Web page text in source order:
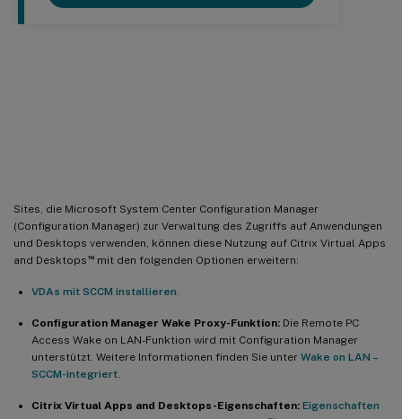
Sites, die Microsoft System Center Configuration Manager
(Configuration Manager) zur Verwaltung des Zugriffs auf Anwendungen
und Desktops verwenden, können diese Nutzung auf Citrix Virtual Apps
and Desktops ™mit den folgenden Optionen erweitern:
VDAs mit SCCM installieren
Configuration Manager Wake Proxy-Funktion: Die Remote PC
Access Wake on LAN-Funktion wird mit Configuration Manager
unterstützt. Weitere Informationen finden Sie unter Wake on LAN –
SCCM-integriert
Citrix Virtual Apps and Desktops-Eigenschaften: Eigenschaften